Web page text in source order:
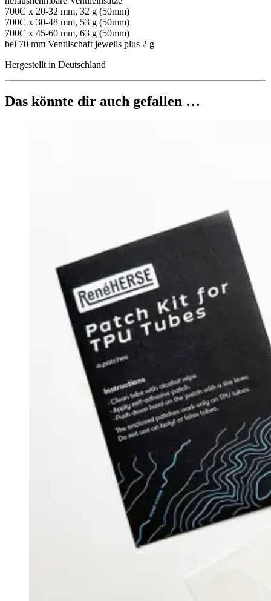
700C x 20-32 mm, 32 g (50mm)
700C x 30-48 mm, 53 g (50mm)
700C x 45-60 mm, 63 g (50mm)
bei 70 mm Ventilschaft jeweils plus 2 g
Hergestellt in Deutschland
Das könnte dir auch gefallen …